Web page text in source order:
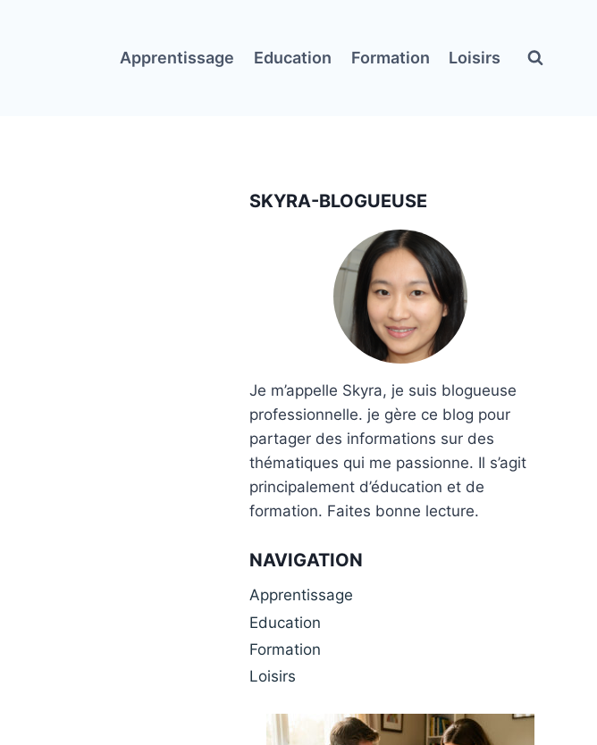
Apprentissage Education Formation Loisirs
SKYRA-BLOGUEUSE
Je m’appelle Skyra, je suis blogueuse
professionnelle. je gère ce blog pour
partager des informations sur des
thématiques qui me passionne. Il s’agit
principalement d’éducation et de
formation. Faites bonne lecture.
NAVIGATION
Apprentissage
Education
Formation
Loisirs